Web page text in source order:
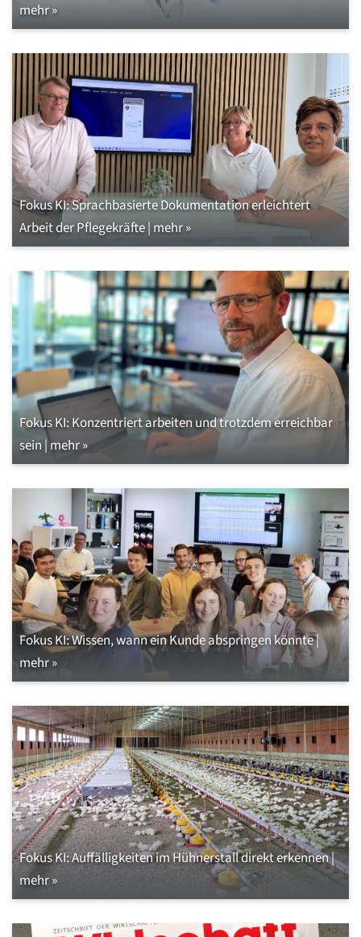
mehr »
Fokus KI: Sprachbasierte Dokumentation erleichtert
Arbeit der Pflegekräfte | mehr »
Fokus KI: Konzentriert arbeiten und trotzdem erreichbar
sein | mehr »
Fokus KI: Wissen, wann ein Kunde abspringen könnte |
mehr »
Fokus KI: Auffälligkeiten im Hühnerstall direkt erkennen |
mehr »